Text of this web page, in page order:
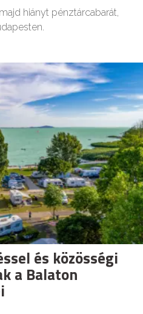
hiányt pénztárcabarát,
és közösségi
a Balaton